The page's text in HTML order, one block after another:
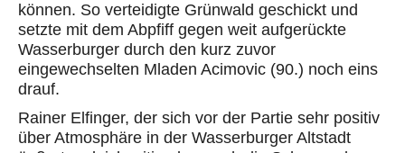
können. So verteidigte Grünwald geschickt und
setzte mit dem Abpfiff gegen weit aufgerückte
Wasserburger durch den kurz zuvor
eingewechselten Mladen Acimovic (90.) noch eins
drauf.
Rainer Elfinger, der sich vor der Partie sehr positiv
über Atmosphäre in der Wasserburger Altstadt